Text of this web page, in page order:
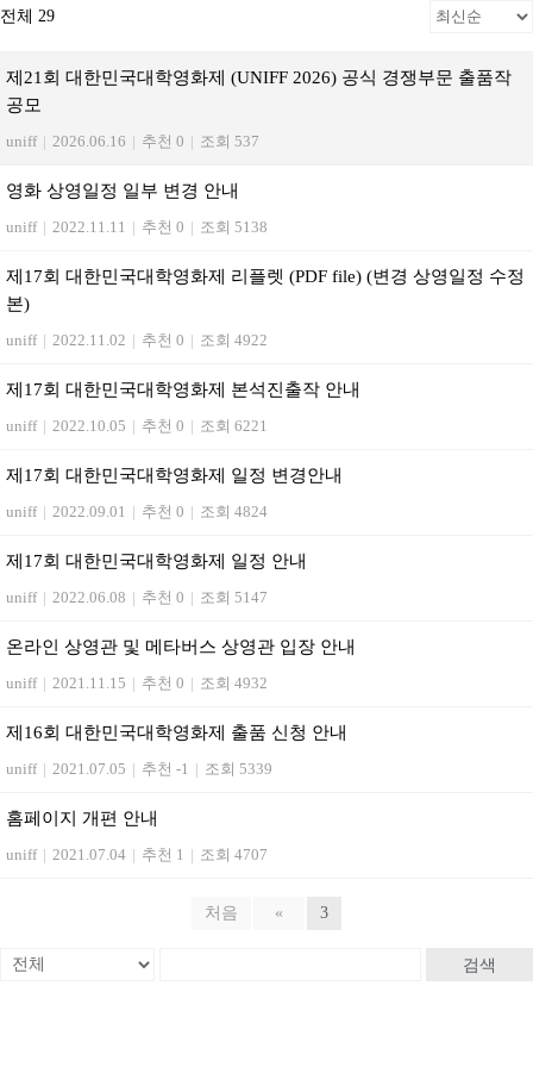
전체 29
제21회 대한민국대학영화제 (UNIFF 2026) 공식 경쟁부문 출품작
공모
uniff | 2026.06.16 | 추천 0 | 조회 537
영화 상영일정 일부 변경 안내
uniff | 2022.11.11 | 추천 0 | 조회 5138
제17회 대한민국대학영화제 리플렛 (PDF file) (변경 상영일정 수정
본)
uniff | 2022.11.02 | 추천 0 | 조회 4922
제17회 대한민국대학영화제 본석진출작 안내
uniff | 2022.10.05 | 추천 0 | 조회 6221
제17회 대한민국대학영화제 일정 변경안내
uniff | 2022.09.01 | 추천 0 | 조회 4824
제17회 대한민국대학영화제 일정 안내
uniff | 2022.06.08 | 추천 0 | 조회 5147
온라인 상영관 및 메타버스 상영관 입장 안내
uniff | 2021.11.15 | 추천 0 | 조회 4932
제16회 대한민국대학영화제 출품 신청 안내
uniff | 2021.07.05 | 추천 -1 | 조회 5339
홈페이지 개편 안내
uniff | 2021.07.04 | 추천 1 | 조회 4707
처음 « 3
검색